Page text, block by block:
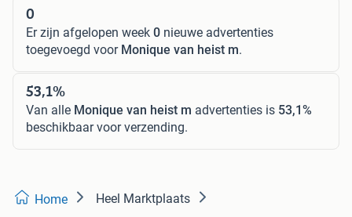
0
Er zijn afgelopen week 0 nieuwe advertenties
toegevoegd voor Monique van heist m.
53,1%
Van alle Monique van heist m advertenties is 53,1%
beschikbaar voor verzending.
Home Heel Marktplaats